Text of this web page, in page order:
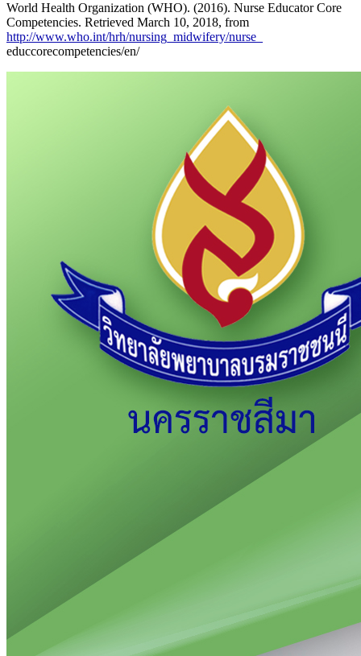
World Health Organization (WHO). (2016). Nurse Educator Core
Competencies. Retrieved March 10, 2018, from
http://www.who.int/hrh/nursing_midwifery/nurse_
educcorecompetencies/en/